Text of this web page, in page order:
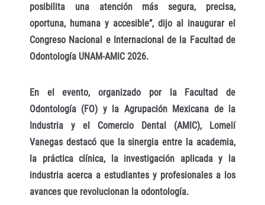
posibilita una atención más segura, precisa,
oportuna, humana y accesible”, dijo al inaugurar el
Congreso Nacional e Internacional de la Facultad de
Odontología UNAM-AMIC 2026.
En el evento, organizado por la Facultad de
Odontología (FO) y la Agrupación Mexicana de la
Industria y el Comercio Dental (AMIC), Lomelí
Vanegas destacó que la sinergia entre la academia,
la práctica clínica, la investigación aplicada y la
industria acerca a estudiantes y profesionales a los
avances que revolucionan la odontología.